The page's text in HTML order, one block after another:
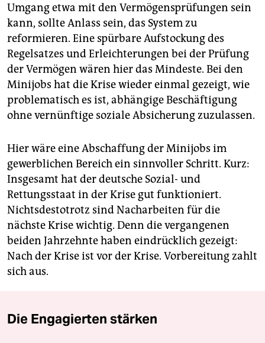
Umgang etwa mit den Vermögensprüfungen sein
kann, sollte Anlass sein, das System zu
reformieren. Eine spürbare Aufstockung des
Regelsatzes und Erleichterungen bei der Prüfung
der Vermögen wären hier das Mindeste. Bei den
Minijobs hat die Krise wieder einmal gezeigt, wie
problematisch es ist, abhängige Beschäftigung
ohne vernünftige soziale Absicherung zuzulassen.
Hier wäre eine Abschaffung der Minijobs im
gewerblichen Bereich ein sinnvoller Schritt. Kurz:
Insgesamt hat der deutsche Sozial- und
Rettungsstaat in der Krise gut funktioniert.
Nichtsdestotrotz sind Nacharbeiten für die
nächste Krise wichtig. Denn die vergangenen
beiden Jahrzehnte haben eindrücklich gezeigt:
Nach der Krise ist vor der Krise. Vorbereitung zahlt
sich aus.
Die Engagierten stärken